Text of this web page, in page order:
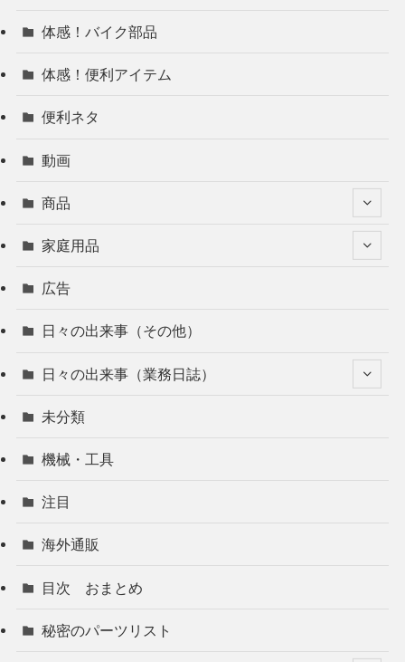
体感！バイク部品
体感！便利アイテム
便利ネタ
動画
商品
家庭用品
広告
日々の出来事（その他）
日々の出来事（業務日誌）
未分類
機械・工具
注目
海外通販
目次 おまとめ
秘密のパーツリスト